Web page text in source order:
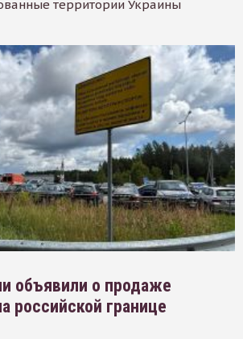
территории Украины
объявили о продаже
российской границе